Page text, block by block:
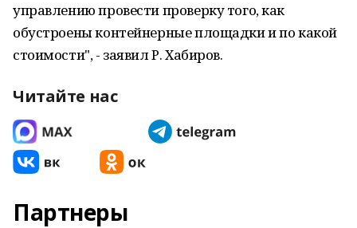
управлению провести проверку того, как
обустроены контейнерные площадки и по какой
стоимости", - заявил Р. Хабиров.
Читайте нас
Партнеры